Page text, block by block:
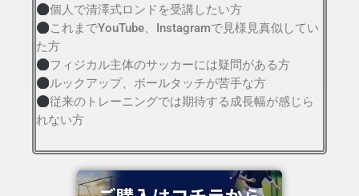
個人で清澤式ロンドを受講したい方
これまでYouTube、Instagramで見様見真似してい
た方
フィジカル主体のサッカーには疑問がある方
ルックアップ、ボールタッチが苦手な方
従来のトレーニングでは期待する成長幅が感じら
れない方